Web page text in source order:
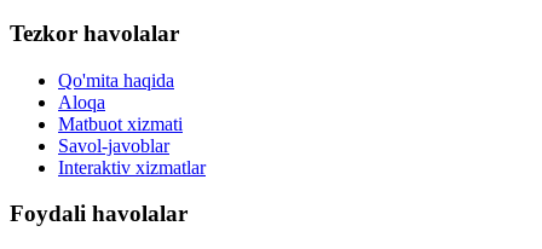
Tezkor havolalar
Qo'mita haqida
Aloqa
Matbuot xizmati
Savol-javoblar
Interaktiv xizmatlar
Foydali havolalar